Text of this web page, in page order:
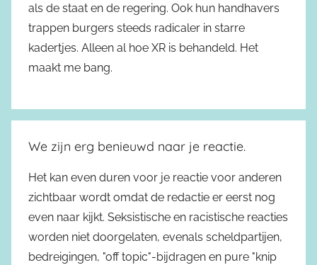
als de staat en de regering. Ook hun handhavers
trappen burgers steeds radicaler in starre
kadertjes. Alleen al hoe XR is behandeld. Het
maakt me bang.
We zijn erg benieuwd naar je reactie.
Het kan even duren voor je reactie voor anderen
zichtbaar wordt omdat de redactie er eerst nog
even naar kijkt. Seksistische en racistische reacties
worden niet doorgelaten, evenals scheldpartijen,
bedreigingen, "off topic"-bijdragen en pure "knip